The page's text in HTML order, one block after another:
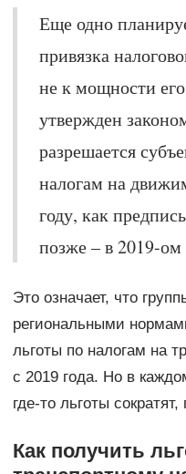
Еще одно
привязка
не к мощности
утвержден
разрешается
налогам на
году, как
позже – в 2019-ом
Это означает, что
региональными
льготы по налогам на
с 2019 года. Но в
где-то льготы сократят,
Как получить